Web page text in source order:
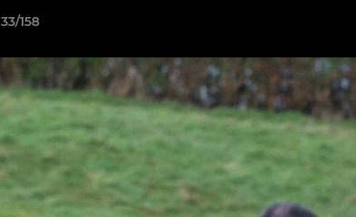
33/158